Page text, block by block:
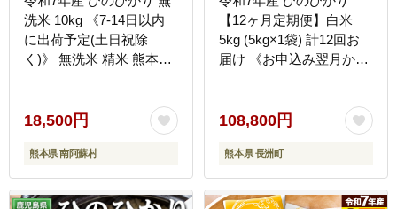
洗米 10kg 《7-14日以内
に出荷予定(土日祝除
く)》 無洗米 精米 熊本県
mna_hn7_3e7e_18500_10kg_m-
18,500円
熊本県 南阿蘇村
【12ヶ月定期便】白米
5kg (5kg×1袋) 計12回お
届け 《お申込み翌月から
県 長洲町---
--
108,800円
熊本県 長洲町